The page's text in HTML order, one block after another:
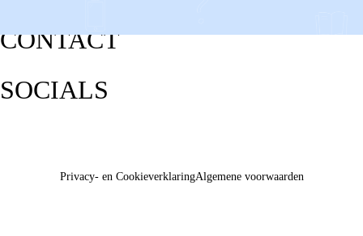
CONTACT
SOCIALS
Privacy- en CookieverklaringAlgemene voorwaarden